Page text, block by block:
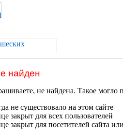
найден
не найдена. Такое могло
не существовало на этом сайте
закрыт для всех пользователей
закрыт для посетителей сайта